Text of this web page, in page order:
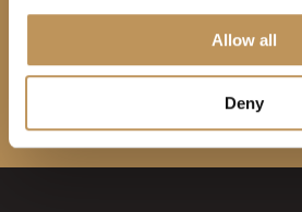
Allow all
Deny
S'abonner